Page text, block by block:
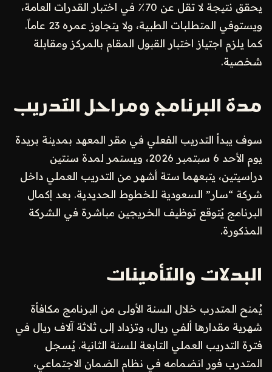
يحقق نتيجة لا تقل عن 70٪ في اختبار القدرات العامة،
ويستوفي المتطلبات الطبية، ولا يتجاوز عمره 23 عاماً.
كما يلزم اجتياز اختبار القبول المقام بالمركز ومقابلة
شخصية.
مدة البرنامج ومراحل التدريب
سوف يبدأ التدريب الفعلي في مقر المعهد بمدينة بريدة
يوم الأحد 6 سبتمبر 2026، ويستمر لمدة سنتين
دراسيتين، يتبعهما ستة أشهر من التدريب العملي داخل
شركة “سار” السعودية للخطوط الحديدية. بعد إكمال
البرنامج يُتوقع توظيف الخريجين مباشرة في الشركة
المذكورة.
البدلات والتأمينات
يُمنح المتدرب خلال السنة الأولى من البرنامج مكافأة
شهرية مقدارها ألفي ريال، وتزداد إلى ثلاثة آلاف ريال في
فترة التدريب العملي التابعة للسنة الثانية. يُسجل
المتدرب فور انضمامه في نظام الضمان الاجتماعي،